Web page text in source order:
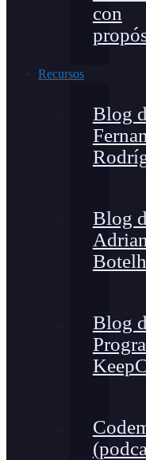
con
Recursos
Blog
Blog
Blog